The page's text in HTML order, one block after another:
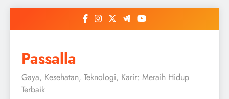
Passalla
Gaya, Kesehatan, Teknologi, Karir: Meraih Hidup
Terbaik